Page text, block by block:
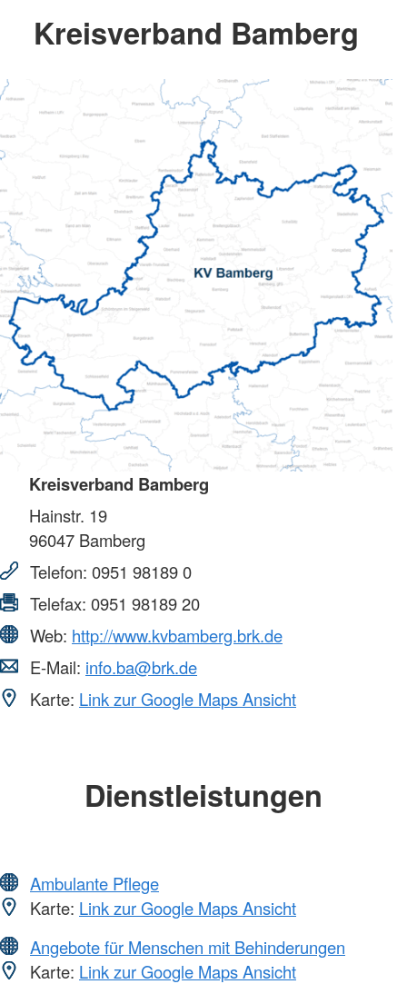
Kreisverband Bamberg
Kreisverband Bamberg
Hainstr. 19
96047 Bamberg
Telefon: 0951 98189 0
Telefax: 0951 98189 20
Web: http://www.kvbamberg.brk.de
E-Mail: info.ba@brk.de
Karte: Link zur Google Maps Ansicht
Dienstleistungen
Ambulante Pflege
Karte: Link zur Google Maps Ansicht
Angebote für Menschen mit Behinderungen
Karte: Link zur Google Maps Ansicht